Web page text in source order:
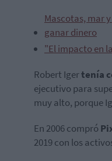
Mascotas, mar
ganar dinero
"El impacto en
Robert Igertenía
ejecutivo para
muy alto, porque
En 2006 compró
2019 con los